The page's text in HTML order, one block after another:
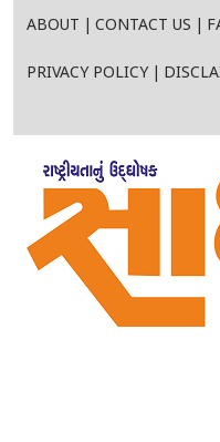
ABOUT | CONTACT US |
PRIVACY POLICY |